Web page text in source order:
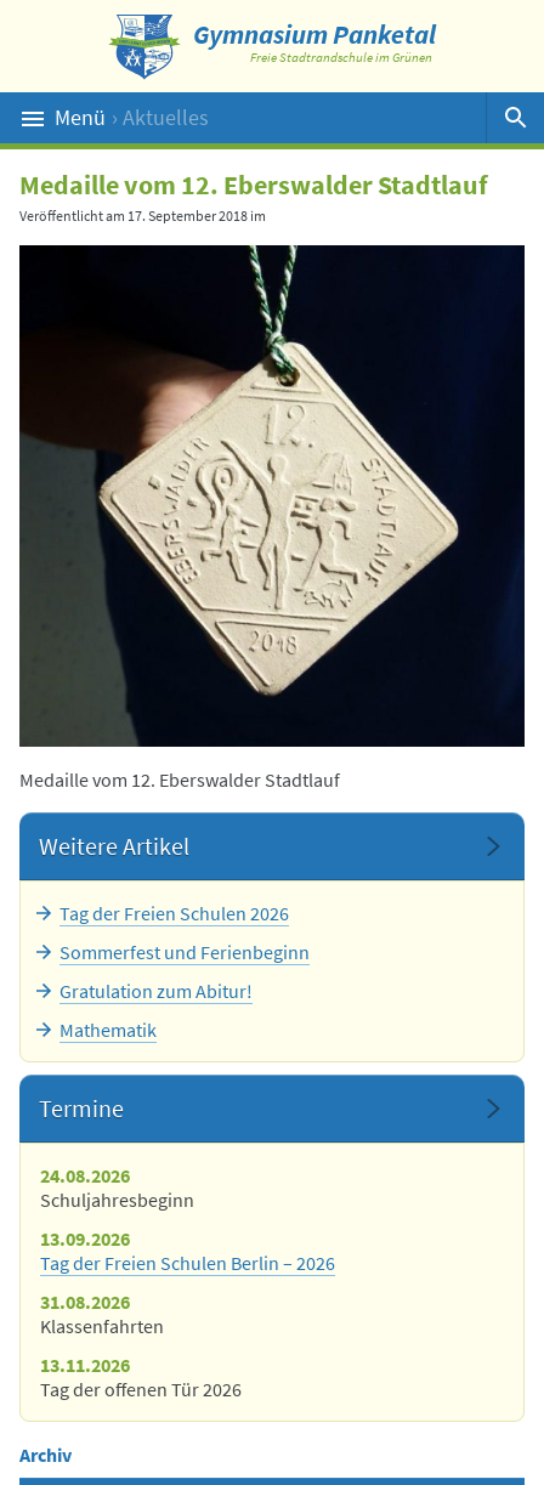
Gymnasium Panketal
Freie Stadtrandschule im Grünen
Menü › Aktuelles
Suche
Medaille vom 12. Eberswalder Stadtlauf
Veröffentlicht am 17. September 2018 im
Medaille vom 12. Eberswalder Stadtlauf
Weitere Artikel
Tag der Freien Schulen 2026
Sommerfest und Ferienbeginn
Gratulation zum Abitur!
Mathematik
Termine
24.08.2026
Schuljahresbeginn
13.09.2026
Tag der Freien Schulen Berlin – 2026
31.08.2026
Klassenfahrten
13.11.2026
Tag der offenen Tür 2026
Archiv